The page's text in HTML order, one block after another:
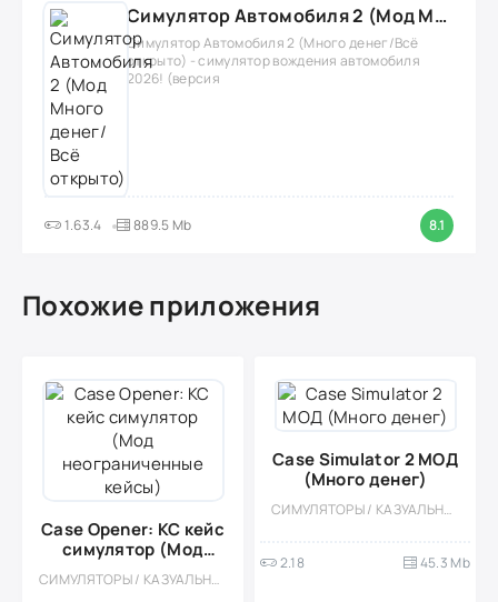
Симулятор Автомобиля 2 (Мод Много денег/Всё открыто)
Симулятор Автомобиля 2 (Много денег/Всё
открыто) - симулятор вождения автомобиля
2026! (версия
1.63.4 889.5 Mb 8.1
Похожие приложения
Case Opener: КС кейс
симулятор (Мод
неограниченные
кейсы)
СИМУЛЯТОРЫ / КАЗУАЛЬНЫЕ / ОДНОПОЛЬЗОВАТЕЛЬСКИЕ / СТИЛИЗАЦИЯ / ОФЛАЙН / МОД / ВСТРОЕННЫЙ КЕШ
Case Simulator 2 МОД
(Много денег)
СИМУЛЯТОРЫ / КАЗУАЛЬНЫЕ / ОДНОПОЛЬЗОВАТЕЛЬСКИЕ / ОФЛАЙН / МОД / МАЛЕНЬКАЯ / СИМУЛЯТОРЫ КЕЙСОВ
2.18 45.3 Mb